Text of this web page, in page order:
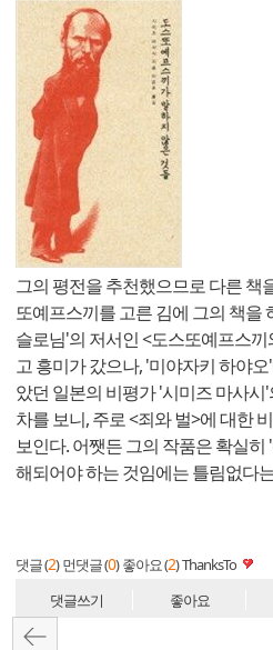
그의 평전을 추천했으므로 다른 책
또예프스끼를 고른 김에 그의 책을
슬로님'의 저서인 <도스또예프스
고 흥미가 갔으나, '미야자키 하야
았던 일본의 비평가 '시미즈 마사시
차를 보니, 주로 <죄와 벌>에 대한
보인다. 어쨋든 그의 작품은 확실
해되어야 하는 것임에는 틀림없다
댓글 (2) 먼댓글 (0) 좋아요 (2)ThanksTo
댓글쓰기 좋아요